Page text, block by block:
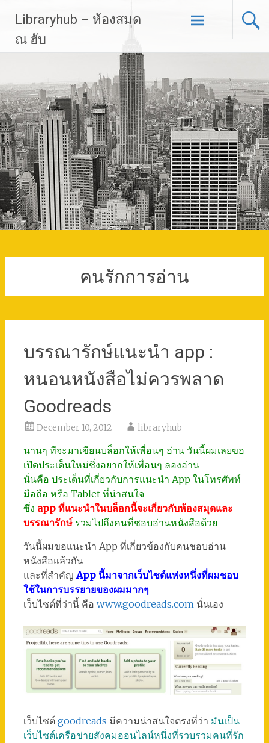
content
Libraryhub – ห้องสมุด
ณ ฮับ
คนรักการอ่าน
บรรณารักษ์แนะนำ app :
หนอนหนังสือไม่ควรพลาด
Goodreads
December 10, 2012 libraryhub
นานๆ ทีจะมาเขียนบล็อกให้เพื่อนๆ อ่าน วันนี้ผมเลยขอ
เปิดประเด็นใหม่ซึ่งอยากให้เพื่อนๆ ลองอ่าน
นั่นคือ ประเด็นที่เกี่ยวกับการแนะนำ App ในโทรศัพท์
มือถือ หรือ Tablet ที่น่าสนใจ
ซึ่ง app ที่แนะนำในบล็อกนี้จะเกี่ยวกับห้องสมุดและ
บรรณารักษ์รวมไปถึงคนที่ชอบอ่านหนังสือด้วย
วันนี้ผมขอแนะนำ App ที่เกี่ยวข้องกับคนชอบอ่าน
หนังสือแล้วกัน
และที่สำคัญ App นี้มาจากเว็บไซต์แห่งหนึ่งที่ผมชอบ
ใช้ในการบรรยายของผมมากๆ
เว็บไซต์ที่ว่านี้ คือ www.goodreads.comนั่นเอง
เว็บไซต์ goodreads มีความน่าสนใจตรงที่ว่า มันเป็น
เว็บไซต์เครือข่ายสังคมออนไลน์หนึ่งที่รวบรวมคนที่รัก